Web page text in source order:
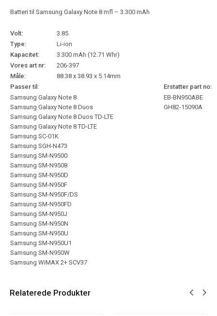
Batteri til Samsung Galaxy Note 8 mfl – 3.300 mAh
Volt:
3.85
Type:
Li-ion
Kapacitet:
3.300 mAh (12.71 Whr)
Vores art nr:
206-397
Måle:
88.38 x 38.93 x 5.14mm
Passer til:
Erstatter part no:
Samsung Galaxy Note 8
Samsung Galaxy Note 8 Duos
Samsung Galaxy Note 8 Duos TD-LTE
Samsung Galaxy Note 8 TD-LTE
Samsung SC-01K
Samsung SGH-N473
Samsung SM-N9500
Samsung SM-N9508
Samsung SM-N950D
Samsung SM-N950F
Samsung SM-N950F/DS
Samsung SM-N950FD
Samsung SM-N950J
Samsung SM-N950N
Samsung SM-N950U
Samsung SM-N950U1
Samsung SM-N950W
Samsung WiMAX 2+ SCV37
EB-BN950ABE
GH82-15090A
Relaterede Produkter